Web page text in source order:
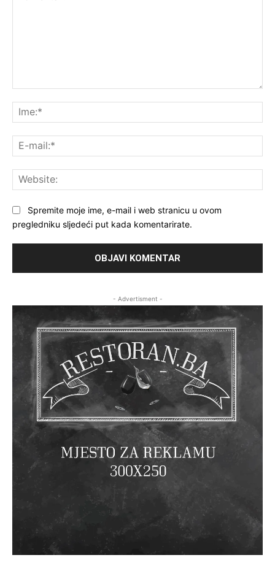
Spremite moje ime, e-mail i web stranicu u ovom
pregledniku sljedeći put kada komentarirate.
- Advertisment -